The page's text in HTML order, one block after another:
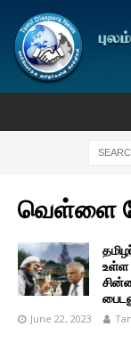
வெள்ளை
உள்ள
June 22, 2023